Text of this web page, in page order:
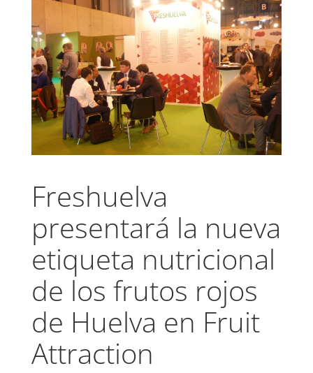
Freshuelva
presentará la nueva
etiqueta nutricional
de los frutos rojos
de Huelva en Fruit
Attraction